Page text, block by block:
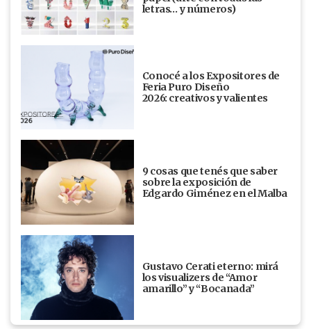
letras… y números)
Conocé a los Expositores de
Feria Puro Diseño
2026: creativos y valientes
9 cosas que tenés que saber
sobre la exposición de
Edgardo Giménez en el Malba
Gustavo Cerati eterno: mirá
los visualizers de “Amor
amarillo” y “Bocanada”